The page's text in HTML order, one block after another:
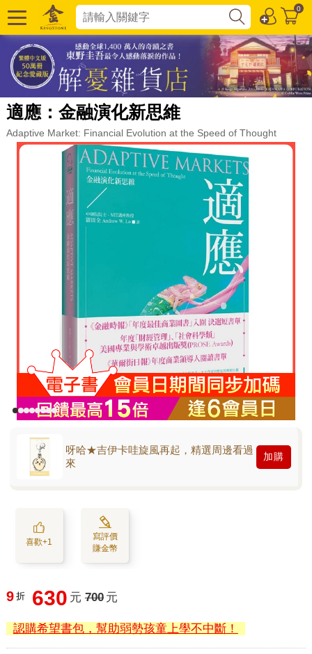
0
適應：金融演化新思維
Adaptive Market: Financial Evolution at the Speed of Thought
呀哈★吉伊卡哇旋風再起，精選周邊看過
來
加購
喜歡+1
寫評價
賺金幣
9 折 630 元 700 元
認購希望書包，幫助弱勢孩童上學不中斷！